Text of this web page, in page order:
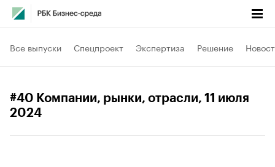
Все выпуски Спецпроект Экспертиза Решение
#40 Компании, рынки, отрасли, 11 июля
2024